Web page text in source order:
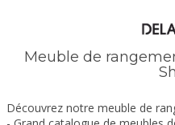
Meuble de
Découvrez notre meuble de